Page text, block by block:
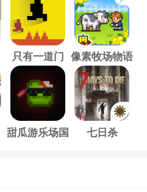
只有一道门 像素牧场物语
甜瓜游乐场国
七日杀